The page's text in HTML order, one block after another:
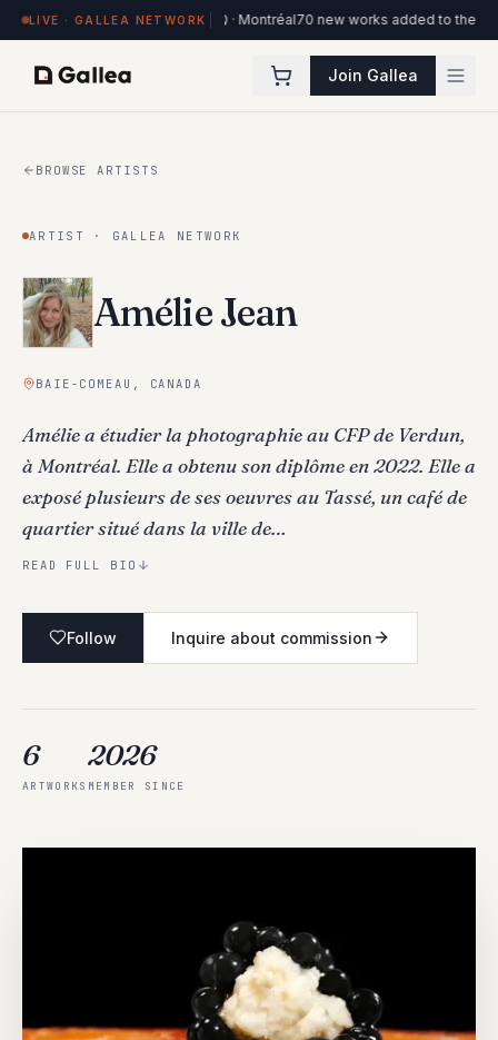
LIVE · GALLEA NETWORK
on view at Hôtel de l'ITHQ · Montréal70 new works added to the Ottawa
Join Gallea
BROWSE ARTISTS
ARTIST · GALLEA NETWORK
Amélie Jean
BAIE-COMEAU, CANADA
Amélie a étudier la photographie au CFP de Verdun,
à Montréal. Elle a obtenu son diplôme en 2022. Elle a
exposé plusieurs de ses oeuvres au Tassé, un café de
quartier situé dans la ville de…
READ FULL BIO
Follow Inquire about commission
6
ARTWORKS
2026
MEMBER SINCE